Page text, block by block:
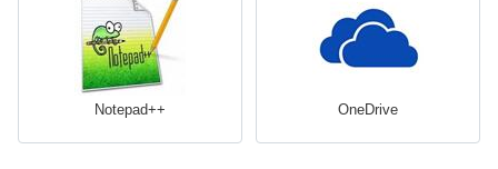
Notepad++ OneDrive